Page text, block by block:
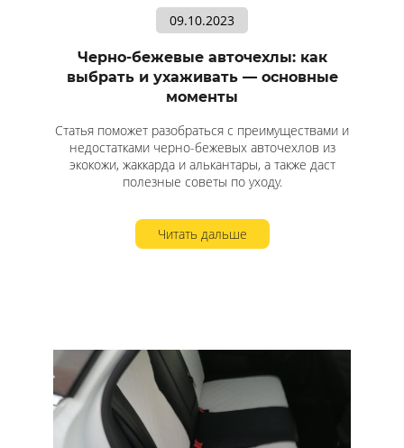
09.10.2023
Черно-бежевые авточехлы: как
выбрать и ухаживать — основные
моменты
Статья поможет разобраться с преимуществами и
недостатками черно-бежевых авточехлов из
экокожи, жаккарда и алькантары, а также даст
полезные советы по уходу.
Читать дальше